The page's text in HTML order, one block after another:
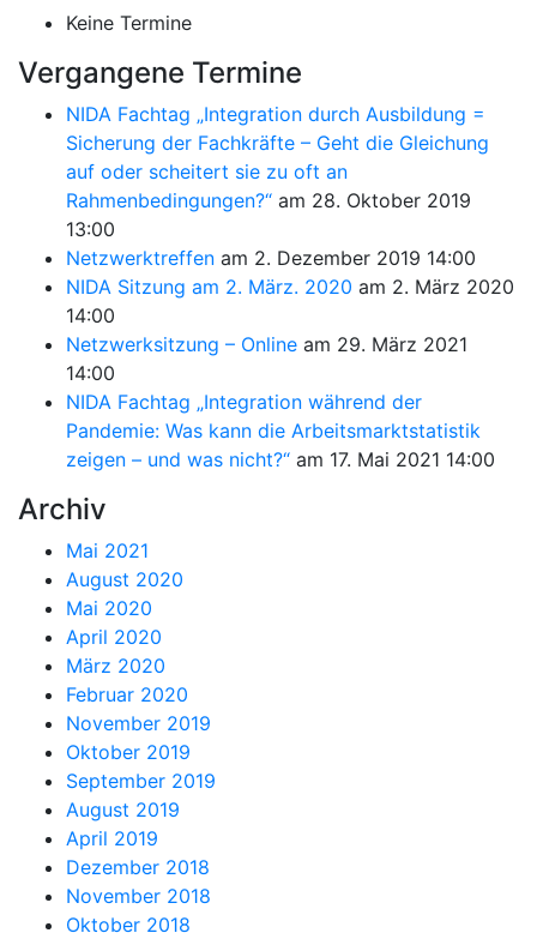
Keine Termine
Vergangene Termine
NIDA Fachtag „Integration durch Ausbildung =
Sicherung der Fachkräfte – Geht die Gleichung
auf oder scheitert sie zu oft an
Rahmenbedingungen?“ am 28. Oktober 2019
13:00
Netzwerktreffen am 2. Dezember 2019 14:00
NIDA Sitzung am 2. März. 2020 am 2. März 2020
14:00
Netzwerksitzung – Online am 29. März 2021
14:00
NIDA Fachtag „Integration während der
Pandemie: Was kann die Arbeitsmarktstatistik
zeigen – und was nicht?“ am 17. Mai 2021 14:00
Archiv
Mai 2021
August 2020
Mai 2020
April 2020
März 2020
Februar 2020
November 2019
Oktober 2019
September 2019
August 2019
April 2019
Dezember 2018
November 2018
Oktober 2018